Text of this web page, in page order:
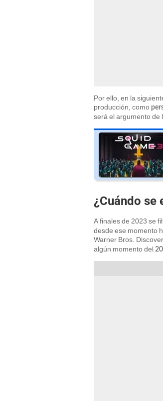
Por ello, en la
producción, como
será el argumento de
¿Cuándo se
A finales de 2023 se
desde ese momento
Warner Bros.
algún momento del